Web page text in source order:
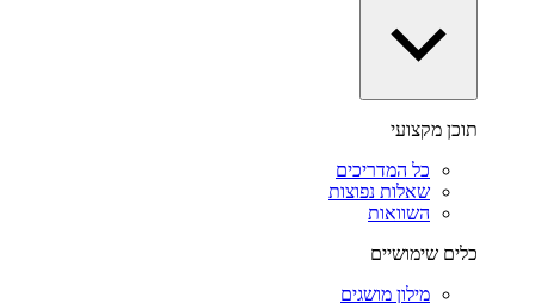
תוכן מקצועי
כל המדריכים
שאלות נפוצות
השוואות
כלים שימושיים
מילון מושגים